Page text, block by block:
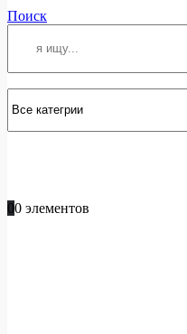
Поиск
00 элементов